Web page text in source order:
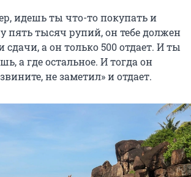
идешь ты что-то покупать и
пять тысяч рупий, он тебе должен
сдачи, а он только 500 отдает. И ты
а где остальное. И тогда он
не заметил» и отдает.